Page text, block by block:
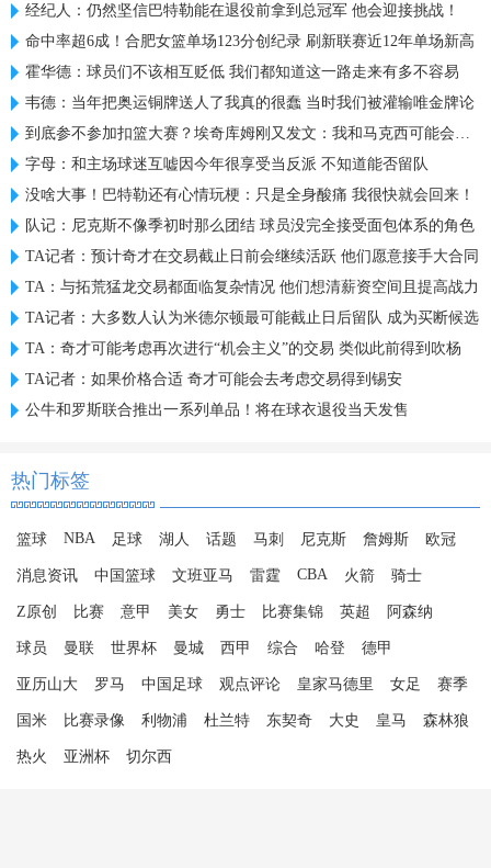
经纪人：仍然坚信巴特勒能在退役前拿到总冠军 他会迎接挑战！
命中率超6成！合肥女篮单场123分创纪录 刷新联赛近12年单场新高
霍华德：球员们不该相互贬低 我们都知道这一路走来有多不容易
韦德：当年把奥运铜牌送人了我真的很蠢 当时我们被灌输唯金牌论
到底参不参加扣篮大赛？埃奇库姆刚又发文：我和马克西可能会参加
字母：和主场球迷互嘘因今年很享受当反派 不知道能否留队
没啥大事！巴特勒还有心情玩梗：只是全身酸痛 我很快就会回来！
队记：尼克斯不像季初时那么团结 球员没完全接受面包体系的角色
TA记者：预计奇才在交易截止日前会继续活跃 他们愿意接手大合同
TA：与拓荒猛龙交易都面临复杂情况 他们想清薪资空间且提高战力
TA记者：大多数人认为米德尔顿最可能截止日后留队 成为买断候选
TA：奇才可能考虑再次进行“机会主义”的交易 类似此前得到吹杨
TA记者：如果价格合适 奇才可能会去考虑交易得到锡安
公牛和罗斯联合推出一系列单品！将在球衣退役当天发售
热门标签
篮球 NBA 足球 湖人 话题 马刺 尼克斯 詹姆斯 欧冠
消息资讯 中国篮球 文班亚马 雷霆 CBA 火箭 骑士
Z原创 比赛 意甲 美女 勇士 比赛集锦 英超 阿森纳
球员 曼联 世界杯 曼城 西甲 综合 哈登 德甲
亚历山大 罗马 中国足球 观点评论 皇家马德里 女足 赛季
国米 比赛录像 利物浦 杜兰特 东契奇 大史 皇马 森林狼
热火 亚洲杯 切尔西